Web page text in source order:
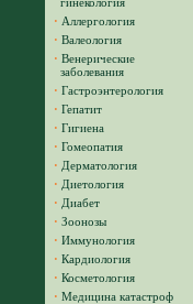
· Аллергология
· Валеология
· Венерические
заболевания
· Гастроэнтерология
· Гепатит
· Гигиена
· Гомеопатия
· Дерматология
· Диетология
· Диабет
· Зоонозы
· Иммунология
· Кардиология
· Косметология
· Медицина катастроф